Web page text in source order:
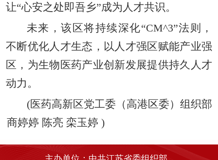
让“心安之处即吾乡”成为人才共识。
未来，该区将持续深化“CM^3”法则，
不断优化人才生态，以人才强区赋能产业强
区，为生物医药产业创新发展提供持久人才
动力。
(医药高新区党工委（高港区委）组织部
商婷婷 陈亮 栾玉婷 )